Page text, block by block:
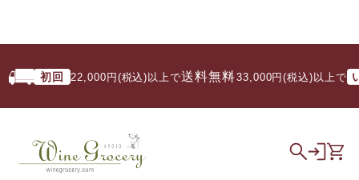
初回 22,000円(税込)以上で送料無料/ 33,000円(税込)以上で いつ